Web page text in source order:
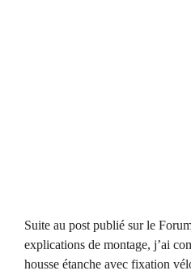
Suite au post publié sur le
explications de montage, j’ai
housse étanche avec fixation